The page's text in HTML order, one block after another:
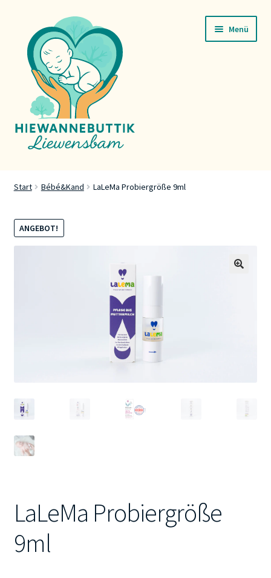
Navigation
springen
Inhalt
springen
Menü
Buttik
Start Bébé&Kand LaLeMa Probiergröße 9ml
ANGEBOT!
LaLeMa Probiergröße
9ml